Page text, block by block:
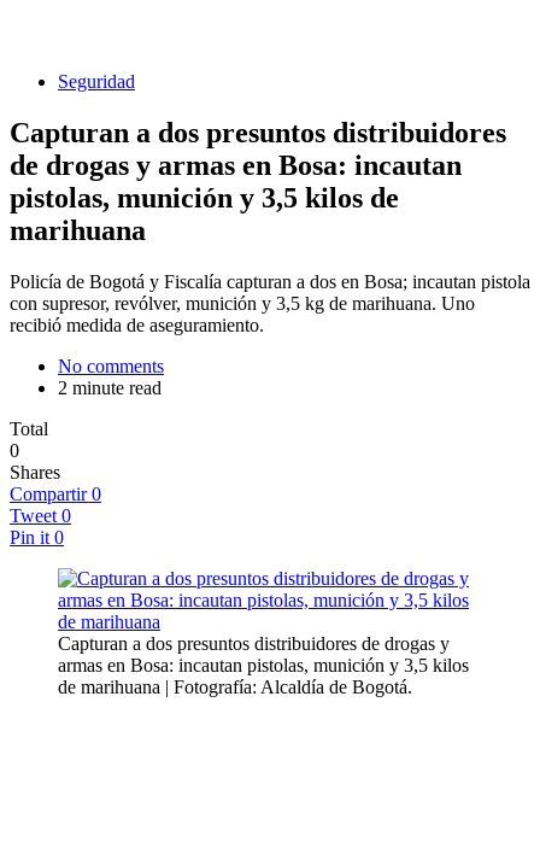
Seguridad
Capturan a dos presuntos distribuidores
de drogas y armas en Bosa: incautan
pistolas, munición y 3,5 kilos de
marihuana
Policía de Bogotá y Fiscalía capturan a dos en Bosa; incautan pistola
con supresor, revólver, munición y 3,5 kg de marihuana. Uno
recibió medida de aseguramiento.
No comments
2 minute read
Total
0
Shares
Compartir 0
Tweet 0
Pin it 0
Capturan a dos presuntos distribuidores de drogas y
armas en Bosa: incautan pistolas, munición y 3,5 kilos
de marihuana | Fotografía: Alcaldía de Bogotá.